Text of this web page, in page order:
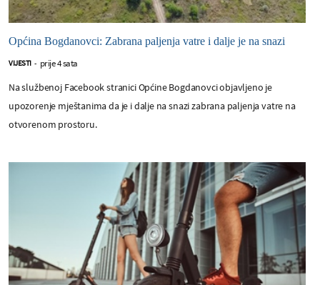
Općina Bogdanovci: Zabrana paljenja vatre i dalje je na snazi
VIJESTI - prije 4 sata
Na službenoj Facebook stranici Općine Bogdanovci objavljeno je
upozorenje mještanima da je i dalje na snazi zabrana paljenja vatre na
otvorenom prostoru.